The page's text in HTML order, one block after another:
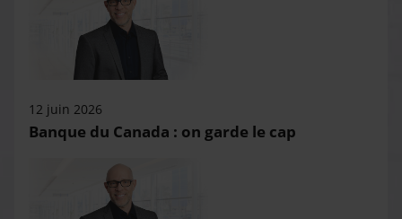
12 juin 2026
Banque du Canada : on garde le cap